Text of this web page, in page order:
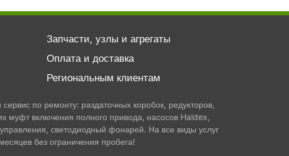
Запчасти, узлы и агрегаты
Оплата и доставка
Региональным клиентам
по ремонту: раздаточных коробок, редукторов,
муфт включения полного привода, насосов Haldex,
светодиодный фонарей. На все виды услуг
без ограничения пробега!